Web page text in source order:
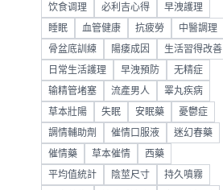
饮食调理 必利吉心得 早洩護理
睡眠 血管健康 抗疲勞 中醫調理
骨盆底訓練 陽痿成因 生活習得改善
日常生活護理 早洩預防 无精症
输精管堵塞 流產男人 睪丸疾病
草本壯陽 失眠 安眠藥 憂鬱症
調情輔助劑 催情口服液 迷幻春藥
催情藥 草本催情 西藥
平均值統計 陰莖尺寸 持久噴霧